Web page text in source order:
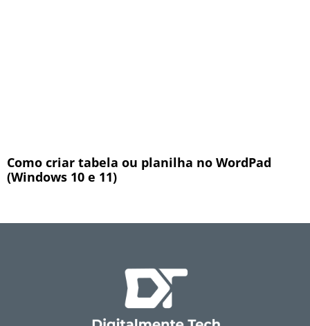
Como criar tabela ou planilha no WordPad
(Windows 10 e 11)